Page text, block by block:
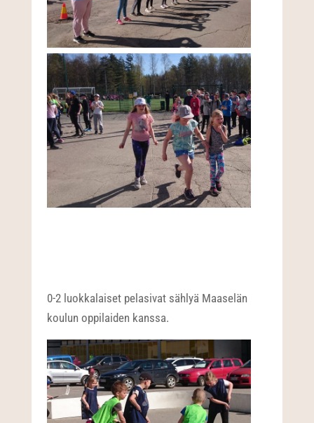
0-2 luokkalaiset pelasivat sählyä Maaselän
koulun oppilaiden kanssa.